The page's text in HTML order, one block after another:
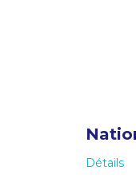
Détails